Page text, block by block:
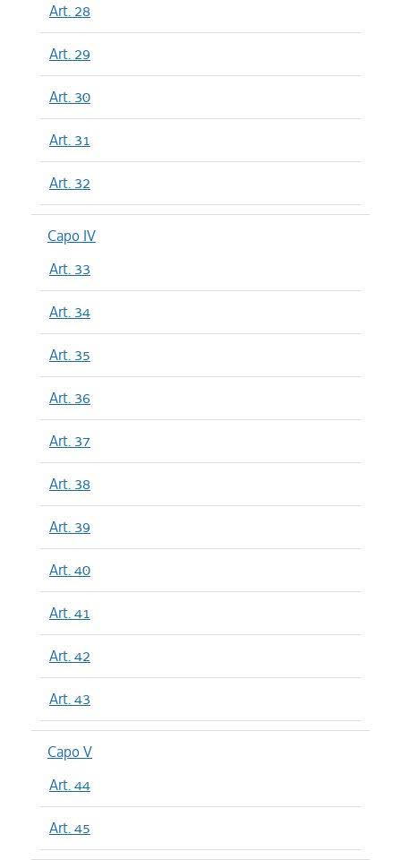
Art. 28
Art. 29
Art. 30
Art. 31
Art. 32
Capo IV
Art. 33
Art. 34
Art. 35
Art. 36
Art. 37
Art. 38
Art. 39
Art. 40
Art. 41
Art. 42
Art. 43
Capo V
Art. 44
Art. 45